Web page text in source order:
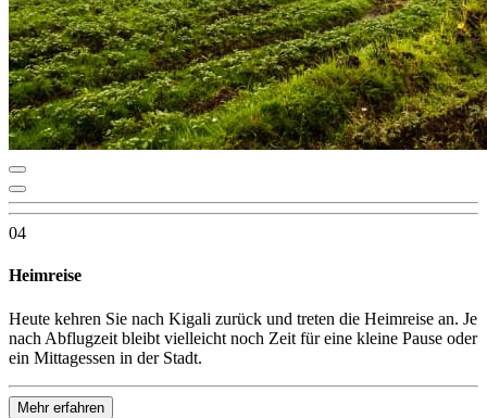
04
Heimreise
Heute kehren Sie nach Kigali zurück und treten die Heimreise an. Je
nach Abflugzeit bleibt vielleicht noch Zeit für eine kleine Pause oder
ein Mittagessen in der Stadt.
Mehr erfahren